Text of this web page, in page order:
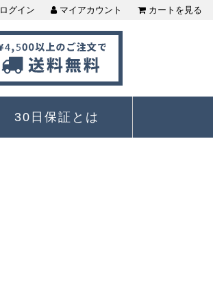
ログイン マイアカウント カートを見る
30日保証とは